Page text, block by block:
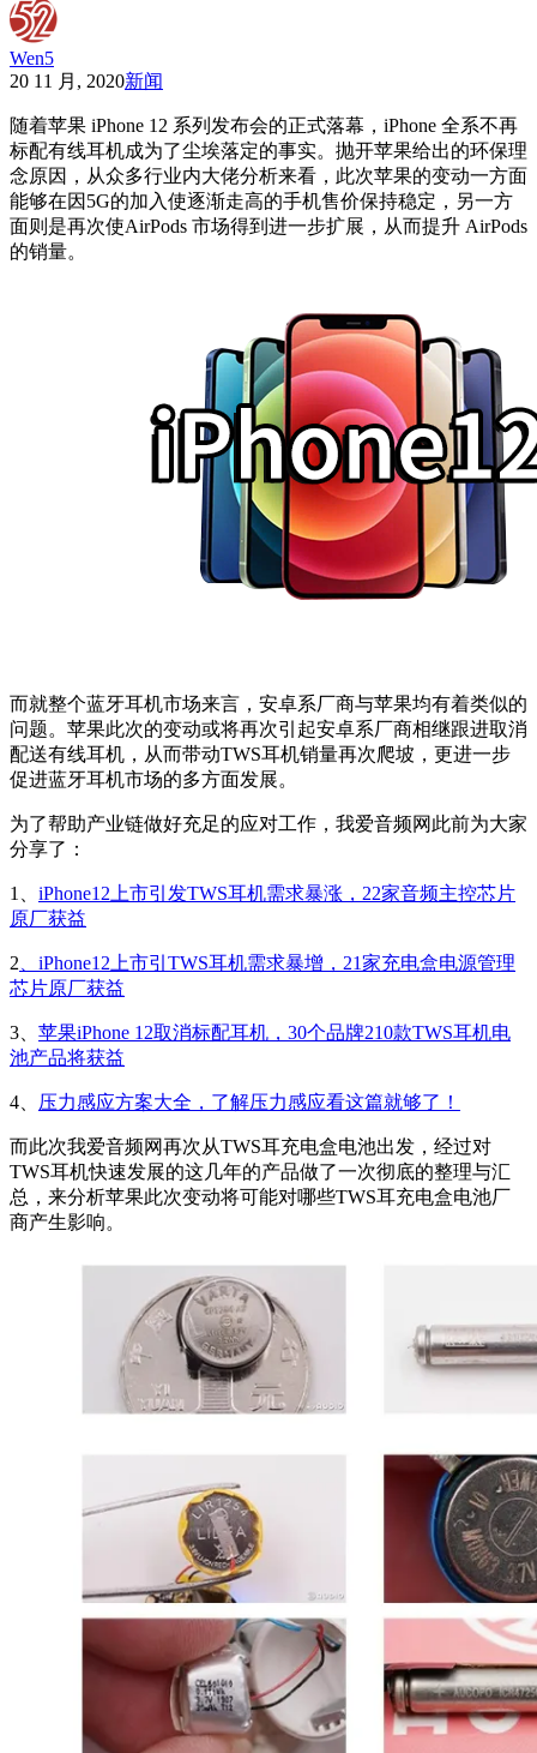
Wen5
20 11 月, 2020新闻
随着苹果 iPhone 12 系列发布会的正式落幕，iPhone 全系不再
标配有线耳机成为了尘埃落定的事实。抛开苹果给出的环保理
念原因，从众多行业内大佬分析来看，此次苹果的变动一方面
能够在因5G的加入使逐渐走高的手机售价保持稳定，另一方
面则是再次使AirPods 市场得到进一步扩展，从而提升 AirPods
的销量。
而就整个蓝牙耳机市场来言，安卓系厂商与苹果均有着类似的
问题。苹果此次的变动或将再次引起安卓系厂商相继跟进取消
配送有线耳机，从而带动TWS耳机销量再次爬坡，更进一步
促进蓝牙耳机市场的多方面发展。
为了帮助产业链做好充足的应对工作，我爱音频网此前为大家
分享了：
1、 iPhone12上市引发TWS耳机需求暴涨，22家音频主控芯片
原厂获益
2 、iPhone12上市引TWS耳机需求暴增，21家充电盒电源管理
芯片原厂获益
3、 苹果iPhone 12取消标配耳机，30个品牌210款TWS耳机电
池产品将获益
4、 压力感应方案大全，了解压力感应看这篇就够了！
而此次我爱音频网再次从TWS耳充电盒电池出发，经过对
TWS耳机快速发展的这几年的产品做了一次彻底的整理与汇
总，来分析苹果此次变动将可能对哪些TWS耳充电盒电池厂
商产生影响。